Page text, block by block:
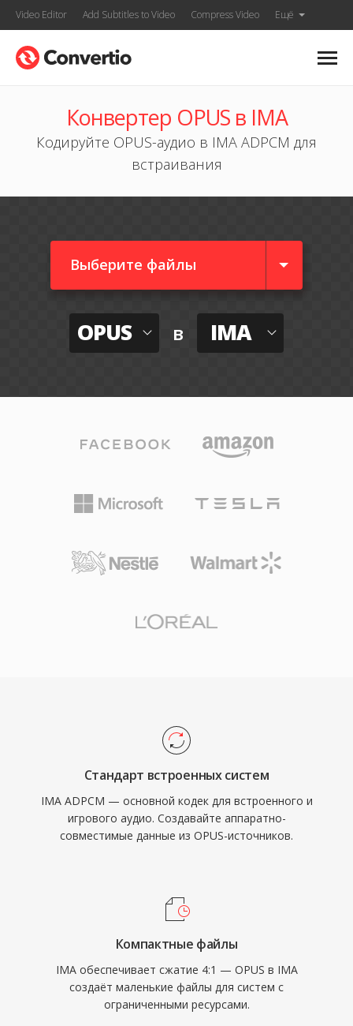
Video Editor Add Subtitles to Video Compress Video Ещё
Конвертер OPUS в IMA
Кодируйте OPUS-аудио в IMA ADPCM для
встраивания
Выберите файлы
OPUS в IMA
Стандарт встроенных систем
IMA ADPCM — основной кодек для встроенного и
игрового аудио. Создавайте аппаратно-
совместимые данные из OPUS-источников.
Компактные файлы
IMA обеспечивает сжатие 4:1 — OPUS в IMA
создаёт маленькие файлы для систем с
ограниченными ресурсами.